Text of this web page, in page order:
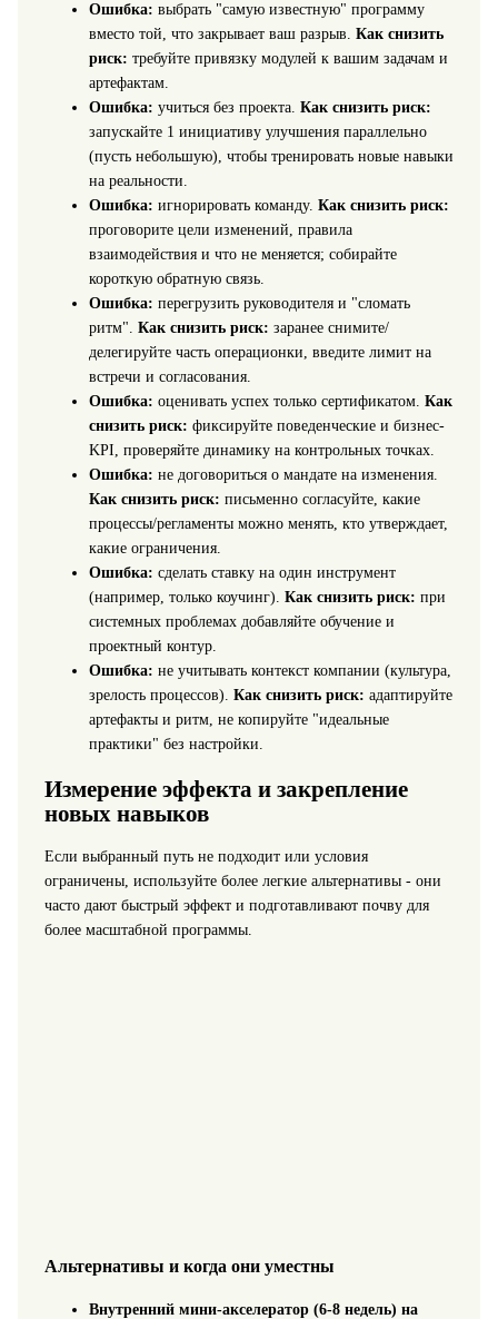
Ошибка: выбрать "самую известную" программу
вместо той, что закрывает ваш разрыв. Как снизить
риск: требуйте привязку модулей к вашим задачам и
артефактам.
Ошибка: учиться без проекта. Как снизить риск:
запускайте 1 инициативу улучшения параллельно
(пусть небольшую), чтобы тренировать новые навыки
на реальности.
Ошибка: игнорировать команду. Как снизить риск:
проговорите цели изменений, правила
взаимодействия и что не меняется; собирайте
короткую обратную связь.
Ошибка: перегрузить руководителя и "сломать
ритм". Как снизить риск: заранее снимите/
делегируйте часть операционки, введите лимит на
встречи и согласования.
Ошибка: оценивать успех только сертификатом. Как
снизить риск: фиксируйте поведенческие и бизнес-
KPI, проверяйте динамику на контрольных точках.
Ошибка: не договориться о мандате на изменения.
Как снизить риск: письменно согласуйте, какие
процессы/регламенты можно менять, кто утверждает,
какие ограничения.
Ошибка: сделать ставку на один инструмент
(например, только коучинг). Как снизить риск: при
системных проблемах добавляйте обучение и
проектный контур.
Ошибка: не учитывать контекст компании (культура,
зрелость процессов). Как снизить риск: адаптируйте
артефакты и ритм, не копируйте "идеальные
практики" без настройки.
Измерение эффекта и закрепление
новых навыков
Если выбранный путь не подходит или условия
ограничены, используйте более легкие альтернативы - они
часто дают быстрый эффект и подготавливают почву для
более масштабной программы.
Альтернативы и когда они уместны
Внутренний мини-акселератор (6-8 недель) на